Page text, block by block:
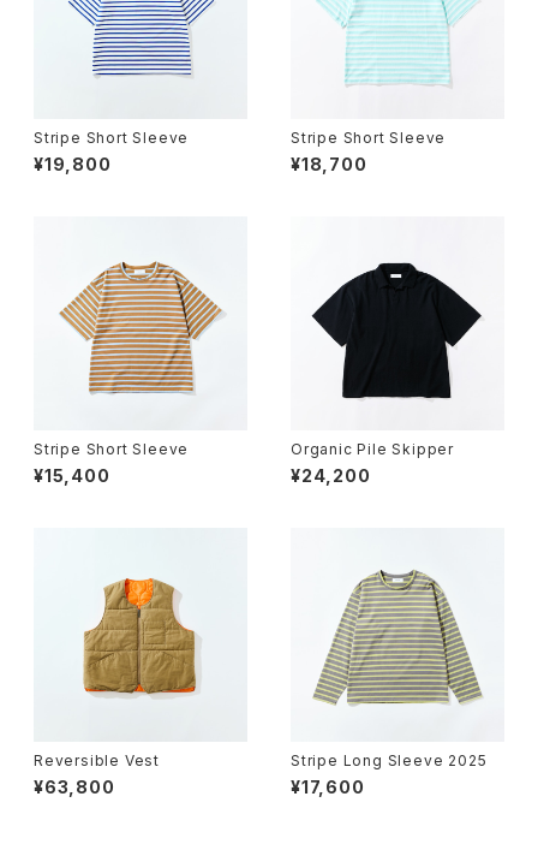
Stripe Short Sleeve
¥19,800
Stripe Short Sleeve
¥18,700
Stripe Short Sleeve
¥15,400
Organic Pile Skipper
¥24,200
Reversible Vest
¥63,800
Stripe Long Sleeve 2025
¥17,600